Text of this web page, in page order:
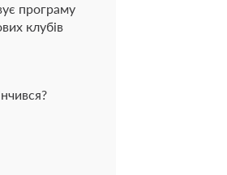
програму
клубів